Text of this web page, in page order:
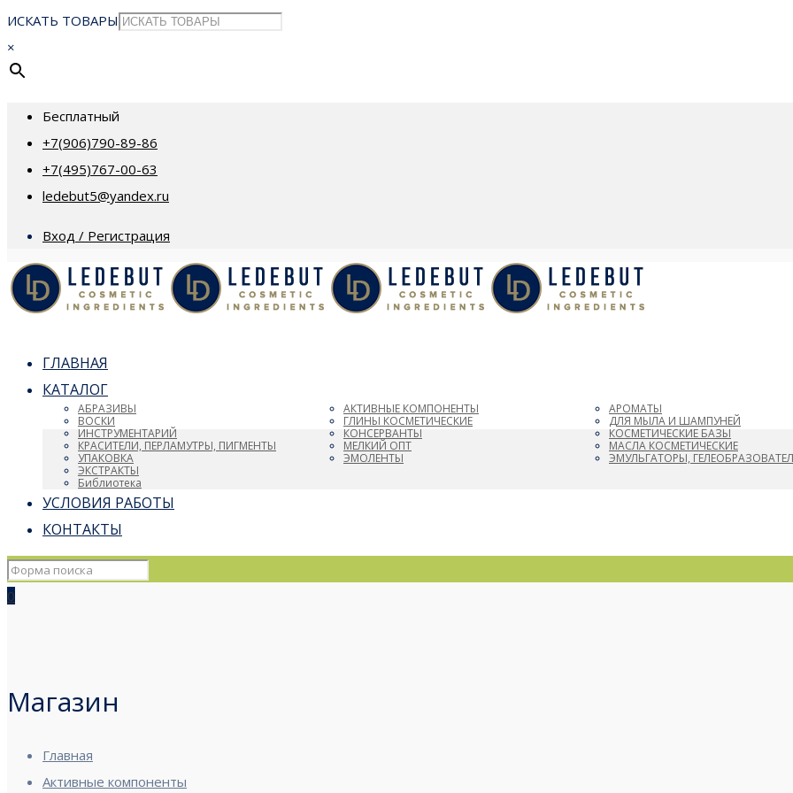
ИСКАТЬ ТОВАРЫ
×
Бесплатный
+7(906)790-89-86
+7(495)767-00-63
ledebut5@yandex.ru
Вход / Регистрация
ГЛАВНАЯ
КАТАЛОГ
АБРАЗИВЫ АКТИВНЫЕ КОМПОНЕНТЫ
АРОМАТЫ
ВОСКИ
ГЛИНЫ КОСМЕТИЧЕСКИЕ
ДЛЯ МЫЛА И ШАМПУНЕЙ
ИНСТРУМЕНТАРИЙ
КОНСЕРВАНТЫ
КОСМЕТИЧЕСКИЕ БАЗЫ
КРАСИТЕЛИ, ПЕРЛАМУТРЫ, ПИГМЕНТЫ
МЕЛКИЙ ОПТ
МАСЛА КОСМЕТИЧЕСКИЕ
УПАКОВКА
ЭМОЛЕНТЫ
ЭМУЛЬГАТОРЫ,
ЭКСТРАКТЫ
Библиотека
УСЛОВИЯ РАБОТЫ
КОНТАКТЫ
0
Магазин
Главная
Активные компоненты